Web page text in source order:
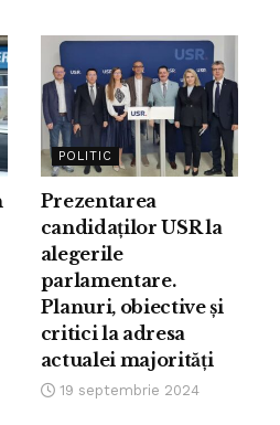
POLITIC
Prezentarea
candidaților USR la
alegerile
parlamentare.
Planuri, obiective și
critici la adresa
actualei majorități
19 septembrie 2024